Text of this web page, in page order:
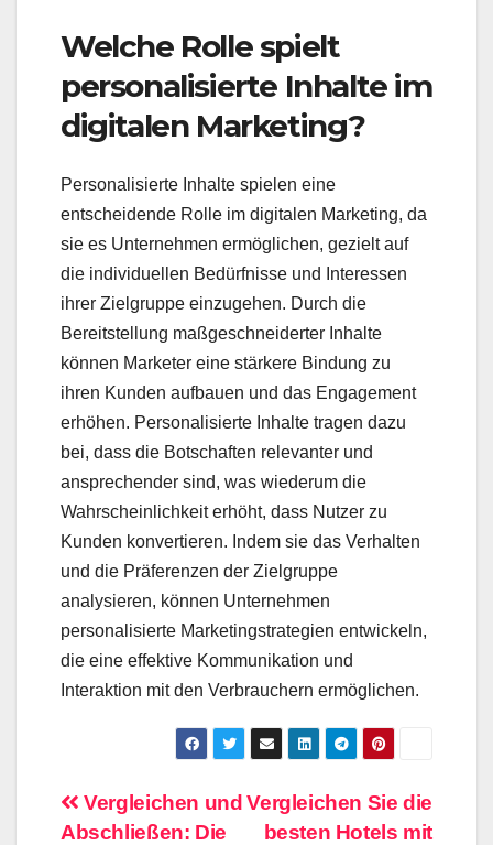
Welche Rolle spielt
personalisierte Inhalte im
digitalen Marketing?
Personalisierte Inhalte spielen eine
entscheidende Rolle im digitalen Marketing, da
sie es Unternehmen ermöglichen, gezielt auf
die individuellen Bedürfnisse und Interessen
ihrer Zielgruppe einzugehen. Durch die
Bereitstellung maßgeschneiderter Inhalte
können Marketer eine stärkere Bindung zu
ihren Kunden aufbauen und das Engagement
erhöhen. Personalisierte Inhalte tragen dazu
bei, dass die Botschaften relevanter und
ansprechender sind, was wiederum die
Wahrscheinlichkeit erhöht, dass Nutzer zu
Kunden konvertieren. Indem sie das Verhalten
und die Präferenzen der Zielgruppe
analysieren, können Unternehmen
personalisierte Marketingstrategien entwickeln,
die eine effektive Kommunikation und
Interaktion mit den Verbrauchern ermöglichen.
Beitragsnavigation
Vergleichen Sie die
besten Hotels mit
Vergleichen und
Abschließen: Die